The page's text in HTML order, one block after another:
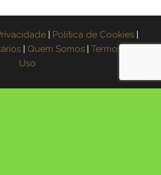
Política de Cookies
Quem Somos
Termos de
Uso